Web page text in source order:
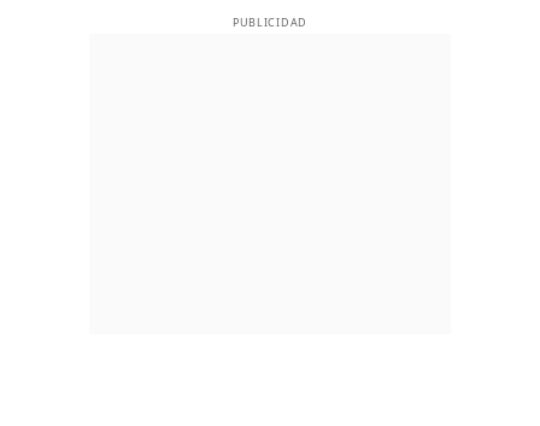
PUBLICIDAD